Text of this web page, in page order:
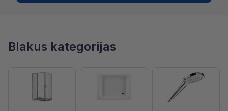
Blakus kategorijas